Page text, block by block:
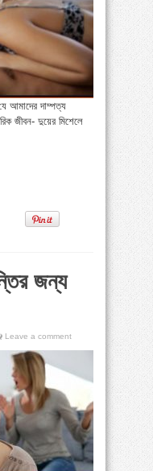
আমাদের দাম্পত্য
জীবন- দুয়ের মিশেলে
জন্য
Leave a comment